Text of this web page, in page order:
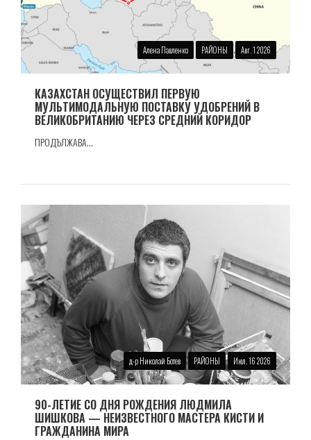
Алена Павленко РАЙОНЫ Авг. 1 2026
КАЗАХСТАН ОСУЩЕСТВИЛ ПЕРВУЮ
МУЛЬТИМОДАЛЬНУЮ ПОСТАВКУ УДОБРЕНИЙ В
ВЕЛИКОБРИТАНИЮ ЧЕРЕЗ СРЕДНИЙ КОРИДОР
ПРОДЪЛЖАВА...
д-р Николай Ботев РАЙОНЫ Июл. 16 2026
90-ЛЕТИЕ СО ДНЯ РОЖДЕНИЯ ЛЮДМИЛА
ШИШКОВА — НЕИЗВЕСТНОГО МАСТЕРА КИСТИ И
ГРАЖДАНИНА МИРА